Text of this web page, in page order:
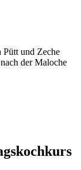
und Zeche
der Maloche